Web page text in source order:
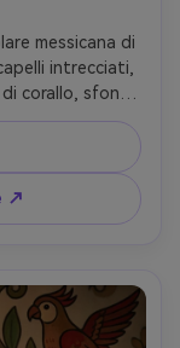
messicana di
intrecciati,
corallo, sfondo
motivi
d'acqua
di forza,
morbida
-ar 4:5
↗